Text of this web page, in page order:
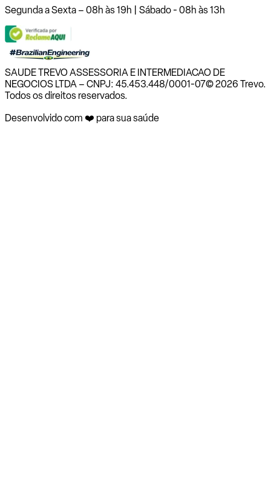
Segunda a Sexta – 08h às 19h | Sábado - 08h às 13h
SAUDE TREVO ASSESSORIA E INTERMEDIACAO DE
NEGOCIOS LTDA – CNPJ: 45.453.448/0001-07© 2026 Trevo.
Todos os direitos reservados.
Desenvolvido com ❤️ para sua saúde